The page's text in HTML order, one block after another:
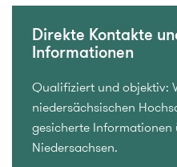
Direkte Kontakte
Informationen
Qualifiziert und objektiv:
niedersächsischen
gesicherte Informationen
Niedersachsen.